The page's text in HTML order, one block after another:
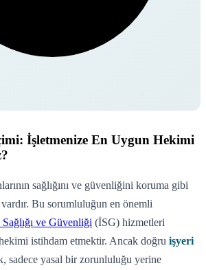
İşletmenize En Uygun Hekimi
sağlığını ve güvenliğini koruma gibi
Bu sorumluluğun en önemli
Sağlığı ve Güvenliği (İSG) hizmetleri
istihdam etmektir. Ancak doğru işyeri
sadece yasal bir zorunluluğu yerine